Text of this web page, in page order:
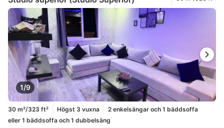
1/9
30 m²/323 ft² Högst 3 vuxna
2 enkelsängar och 1 bäddsoffa
eller 1 bäddsoffa och 1 dubbelsäng